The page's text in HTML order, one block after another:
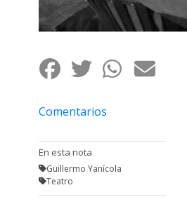
Comentarios
En esta nota
Guillermo Yanícola
Teatro